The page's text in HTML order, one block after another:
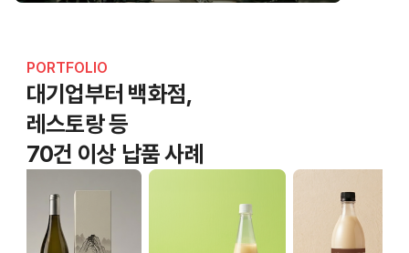
PORTFOLIO
대기업부터 백화점,
레스토랑 등
70건 이상 납품 사례